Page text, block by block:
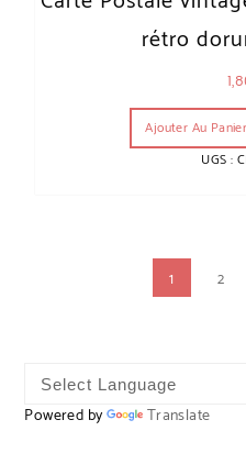
rétro
Ajouter Au Panier
UGS :
1 2
Powered by Translate